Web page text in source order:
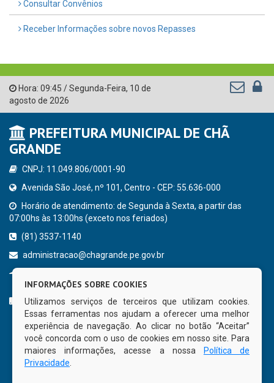
Consultar Convênios
Receber Informações sobre novos Repasses
Hora: 09:45 /Segunda-Feira, 10 de
agosto de 2026
PREFEITURA MUNICIPAL DE CHÃ
GRANDE
CNPJ: 11.049.806/0001-90
Avenida São José, nº 101, Centro - CEP: 55.636-000
Horário de atendimento: de Segunda à Sexta, a partir das
07:00hs às 13:00hs (exceto nos feriados)
(81) 3537-1140
administracao@chagrande.pe.gov.br
CURTA NOSSA FAN PAGE
INFORMAÇÕES SOBRE COOKIES
Utilizamos serviços de terceiros que utilizam cookies.
Essas ferramentas nos ajudam a oferecer uma melhor
experiência de navegação. Ao clicar no botão “Aceitar”
você concorda com o uso de cookies em nosso site. Para
maiores informações, acesse a nossa
Política de
Privacidade